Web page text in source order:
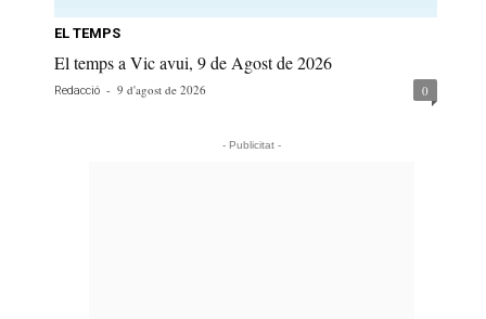
EL TEMPS
El temps a Vic avui, 9 de Agost de 2026
Redacció - 9 d'agost de 2026 0
- Publicitat -